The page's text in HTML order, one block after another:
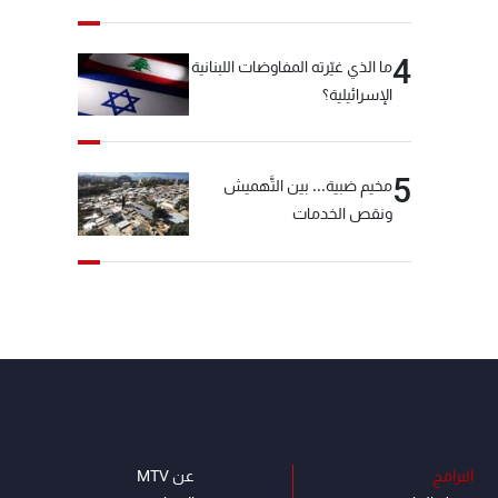
4ما الذي غيّرته المفاوضات اللبنانية
الإسرائيلية؟
5مخيم ضبية... بين التَّهميش
ونقص الخدمات
البرامج
عن MTV